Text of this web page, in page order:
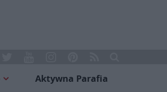
Aktywna Parafia